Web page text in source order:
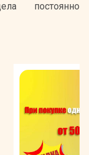
постоянно
по
которая
кофейной
поставляется с
Южной и